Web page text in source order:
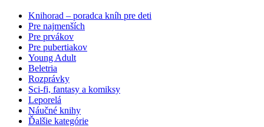
Knihorad – poradca kníh pre deti
Pre najmenších
Pre prvákov
Pre pubertiakov
Young Adult
Beletria
Rozprávky
Sci-fi, fantasy a komiksy
Leporelá
Náučné knihy
Ďalšie kategórie